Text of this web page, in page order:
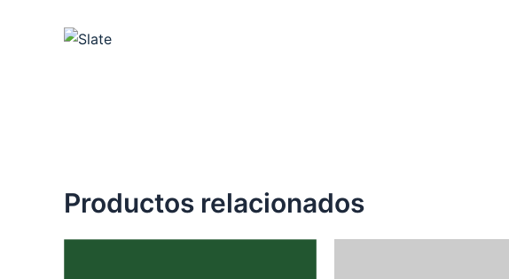
Productos relacionados